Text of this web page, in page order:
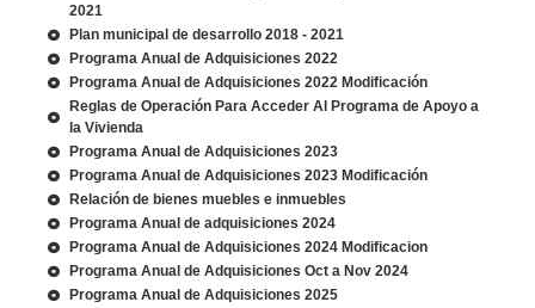
2021
Plan municipal de desarrollo 2018 - 2021
Programa Anual de Adquisiciones 2022
Programa Anual de Adquisiciones 2022 Modificación
Reglas de Operación Para Acceder Al Programa de Apoyo a
la Vivienda
Programa Anual de Adquisiciones 2023
Programa Anual de Adquisiciones 2023 Modificación
Relación de bienes muebles e inmuebles
Programa Anual de adquisiciones 2024
Programa Anual de Adquisiciones 2024 Modificacion
Programa Anual de Adquisiciones Oct a Nov 2024
Programa Anual de Adquisiciones 2025